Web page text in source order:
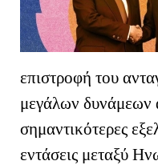
επιστροφή του
μεγάλων δυνάμεων
σημαντικότερες
εντάσεις μεταξύ